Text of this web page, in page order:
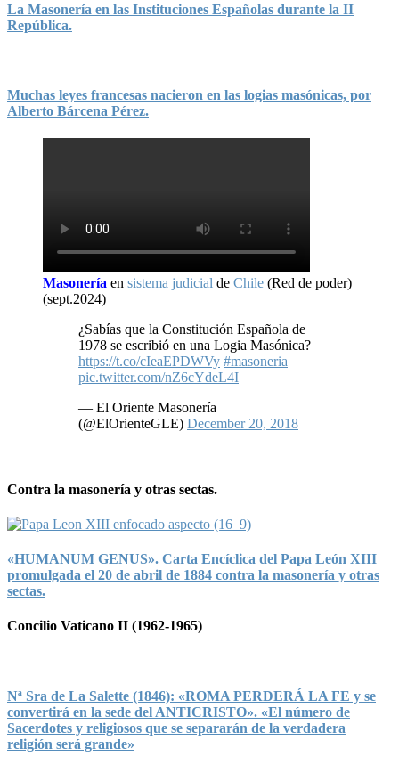
La Masonería en las Instituciones Españolas durante la II
República.
Muchas leyes francesas nacieron en las logias masónicas, por
Alberto Bárcena Pérez.
Masonería en sistema judicial de Chile (Red de poder)
(sept.2024)
¿Sabías que la Constitución Española de
1978 se escribió en una Logia Masónica?
https://t.co/cIeaEPDWVy #masoneria
pic.twitter.com/nZ6cYdeL4I
— El Oriente Masonería
(@ElOrienteGLE) December 20, 2018
Contra la masonería y otras sectas.
«HUMANUM GENUS». Carta Encíclica del Papa León XIII
promulgada el 20 de abril de 1884 contra la masonería y otras
sectas.
Concilio Vaticano II (1962-1965)
Nª Sra de La Salette (1846): «ROMA PERDERÁ LA FE y se
convertirá en la sede del ANTICRISTO». «El número de
Sacerdotes y religiosos que se separarán de la verdadera
religión será grande»